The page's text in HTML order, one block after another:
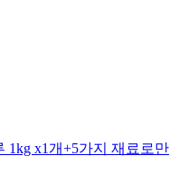
1kg x1개+5가지 재료로만